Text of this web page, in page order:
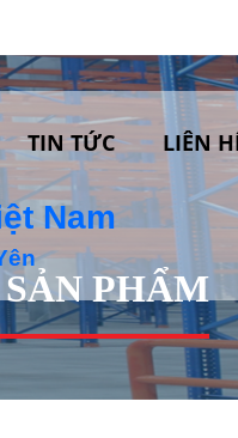
TIN TỨC LIÊN
Nam
PHẨM